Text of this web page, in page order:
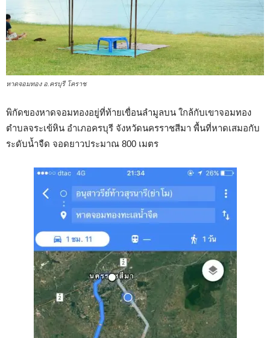
หาดจอมทอง อ.ครบุรี โคราช
พิกัดของหาดจอมทองอยู่ที่ท้ายเขื่อนลำมูลบน ใกล้กับเขาจอมทอง
ตำบลจระเข้หิน อำเภอครบุรี จังหวัดนครราชสีมา พื้นที่หาดเสมอกับ
ระดับน้ำจืด จอดยาวประมาณ 800 เมตร